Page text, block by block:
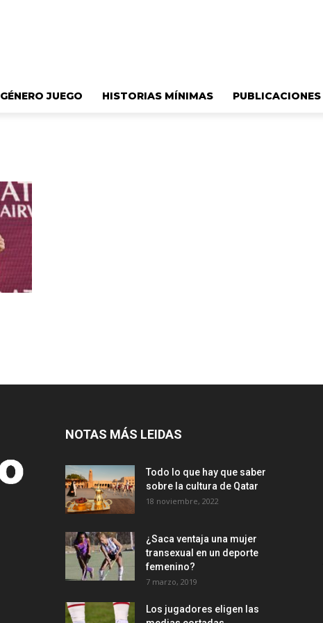
GÉNERO JUEGO HISTORIAS MÍNIMAS PUBLICACIONES
NOTAS MÁS LEIDAS
Todo lo que hay que saber
sobre la cultura de Qatar
18 noviembre, 2022
¿Saca ventaja una mujer
transexual en un deporte
femenino?
7 marzo, 2019
Los jugadores eligen las